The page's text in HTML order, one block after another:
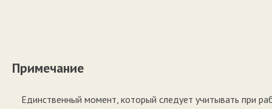
Примечание
Единственный момент, который следует учитывать при